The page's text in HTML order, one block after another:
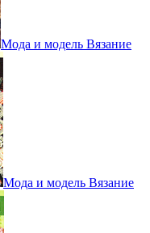
Мода и модель Вязание
Мода и модель Вязание